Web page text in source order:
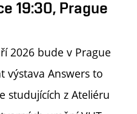
19:30, Prague
2026 bude v Prague
výstava Answers to
studujících z Ateliéru